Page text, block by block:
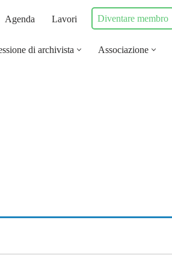
Agenda Lavori Diventare membro
di archivista Associazione